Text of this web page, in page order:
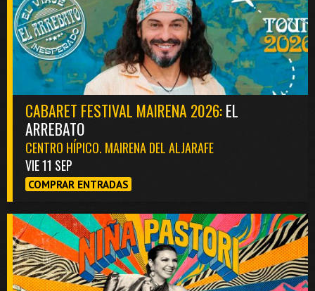
CABARET FESTIVAL MAIRENA 2026:EL
ARREBATO
CENTRO HÍPICO. MAIRENA DEL ALJARAFE
VIE 11 SEP
COMPRAR ENTRADAS